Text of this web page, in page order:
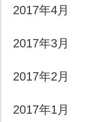
2017年4月
2017年3月
2017年2月
2017年1月